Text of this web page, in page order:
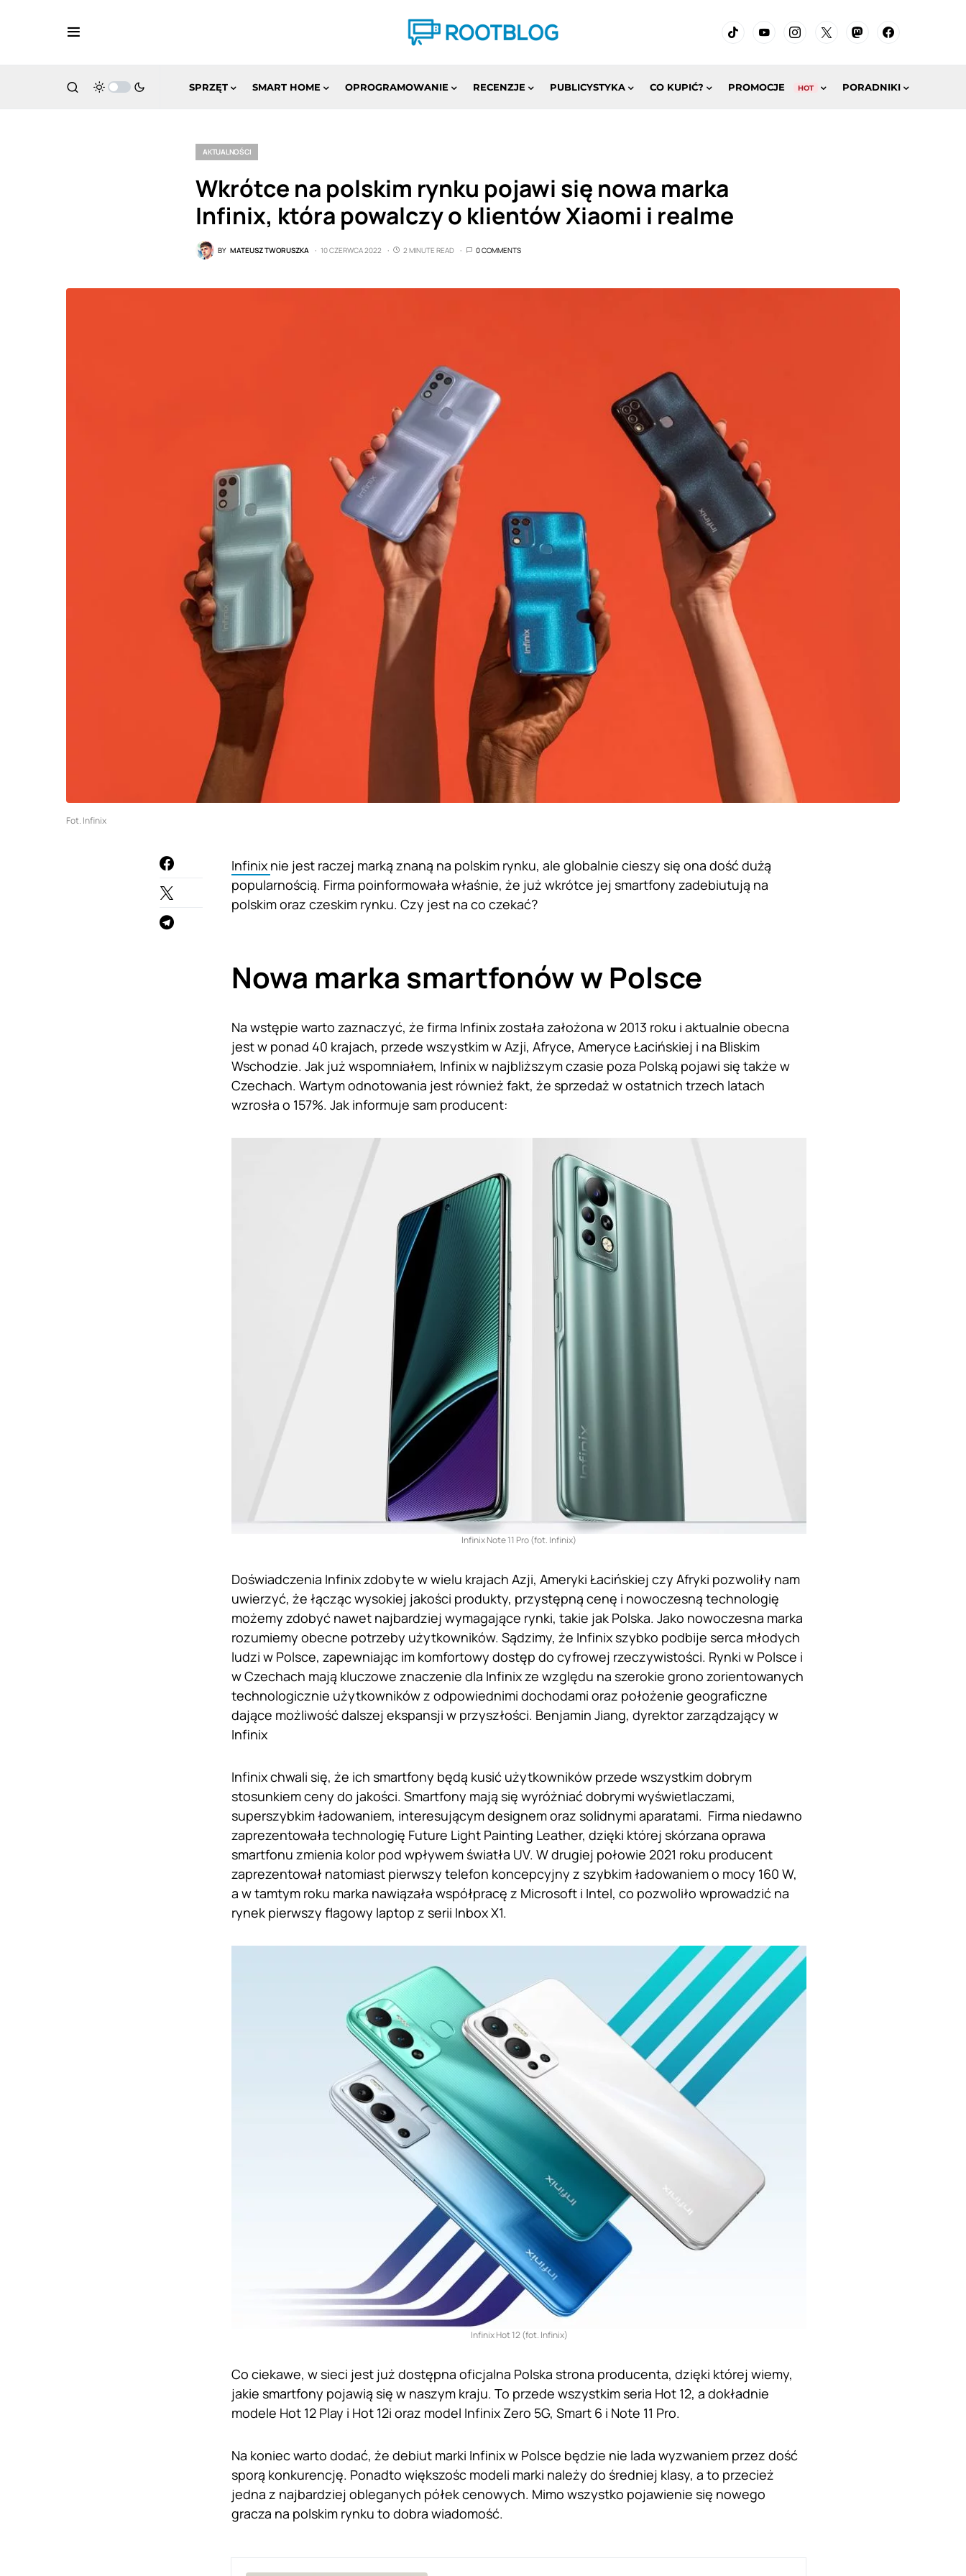
SPRZĘT SMART HOME OPROGRAMOWANIE RECENZJE PUBLICYSTYKA CO KUPIĆ? PROMOCJE HOT PORADNIKI
AKTUALNOŚCI
Wkrótce na polskim rynku pojawi się nowa marka
Infinix, która powalczy o klientów Xiaomi i realme
BY MATEUSZ TWORUSZKA 10 CZERWCA 2022 2 MINUTE READ 0 COMMENTS
Fot. Infinix
Infinix nie jest raczej marką znaną na polskim rynku, ale globalnie cieszy się ona dość dużą
popularnością. Firma poinformowała właśnie, że już wkrótce jej smartfony zadebiutują na
polskim oraz czeskim rynku. Czy jest na co czekać?
Nowa marka smartfonów w Polsce
Na wstępie warto zaznaczyć, że firma Infinix została założona w 2013 roku i aktualnie obecna
jest w ponad 40 krajach, przede wszystkim w Azji, Afryce, Ameryce Łacińskiej i na Bliskim
Wschodzie. Jak już wspomniałem, Infinix w najbliższym czasie poza Polską pojawi się także w
Czechach. Wartym odnotowania jest również fakt, że sprzedaż w ostatnich trzech latach
wzrosła o 157%. Jak informuje sam producent:
Infinix Note 11 Pro (fot. Infinix)
Doświadczenia Infinix zdobyte w wielu krajach Azji, Ameryki Łacińskiej czy Afryki pozwoliły nam
uwierzyć, że łącząc wysokiej jakości produkty, przystępną cenę i nowoczesną technologię
możemy zdobyć nawet najbardziej wymagające rynki, takie jak Polska. Jako nowoczesna marka
rozumiemy obecne potrzeby użytkowników. Sądzimy, że Infinix szybko podbije serca młodych
ludzi w Polsce, zapewniając im komfortowy dostęp do cyfrowej rzeczywistości. Rynki w Polsce i
w Czechach mają kluczowe znaczenie dla Infinix ze względu na szerokie grono zorientowanych
technologicznie użytkowników z odpowiednimi dochodami oraz położenie geograficzne
dające możliwość dalszej ekspansji w przyszłości. Benjamin Jiang, dyrektor zarządzający w
Infinix
Infinix chwali się, że ich smartfony będą kusić użytkowników przede wszystkim dobrym
stosunkiem ceny do jakości. Smartfony mają się wyróżniać dobrymi wyświetlaczami,
superszybkim ładowaniem, interesującym designem oraz solidnymi aparatami. Firma niedawno
zaprezentowała technologię Future Light Painting Leather, dzięki której skórzana oprawa
smartfonu zmienia kolor pod wpływem światła UV. W drugiej połowie 2021 roku producent
zaprezentował natomiast pierwszy telefon koncepcyjny z szybkim ładowaniem o mocy 160 W,
a w tamtym roku marka nawiązała współpracę z Microsoft i Intel, co pozwoliło wprowadzić na
rynek pierwszy flagowy laptop z serii Inbox X1.
Infinix Hot 12 (fot. Infinix)
Co ciekawe, w sieci jest już dostępna oficjalna Polska strona producenta, dzięki której wiemy,
jakie smartfony pojawią się w naszym kraju. To przede wszystkim seria Hot 12, a dokładnie
modele Hot 12 Play i Hot 12i oraz model Infinix Zero 5G, Smart 6 i Note 11 Pro.
Na koniec warto dodać, że debiut marki Infinix w Polsce będzie nie lada wyzwaniem przez dość
sporą konkurencję. Ponadto większośc modeli marki należy do średniej klasy, a to przecież
jedna z najbardziej obleganych półek cenowych. Mimo wszystko pojawienie się nowego
gracza na polskim rynku to dobra wiadomość.